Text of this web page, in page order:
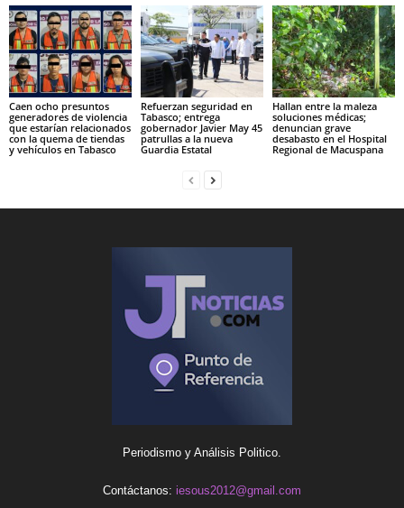
Caen ocho presuntos
generadores de violencia
que estarían relacionados
con la quema de tiendas
y vehículos en Tabasco
Refuerzan seguridad en
Tabasco; entrega
gobernador Javier May 45
patrullas a la nueva
Guardia Estatal
Hallan entre la maleza
soluciones médicas;
denuncian grave
desabasto en el Hospital
Regional de Macuspana
Periodismo y Análisis Politico.
Contáctanos: iesous2012@gmail.com